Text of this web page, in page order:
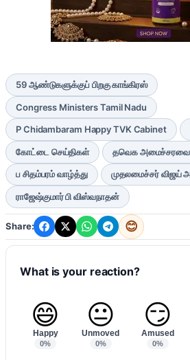
59 ஆண்டுகளுக்குப் பிறகு காங்கிரஸ்
Congress Ministers Tamil Nadu
P Chidambaram Happy TVK Cabinet
கோட்டை செய்திகள் தவெக அமைச்சரவை
ப சிதம்பரம் வாழ்த்து முதலமைச்சர் விஜய்
ராஜேஷ்குமார் பி விஸ்வநாதன்
Share: 😊
What is your reaction?
😄
Happy
0%
😐
Unmoved
0%
😏
Amused
0%